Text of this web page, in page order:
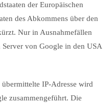
der Europäischen
des Abkommens über den
Nur in Ausnahmefällen
von Google in den USA
IP-Adresse wird
zusammengeführt. Die